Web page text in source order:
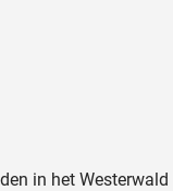
in het